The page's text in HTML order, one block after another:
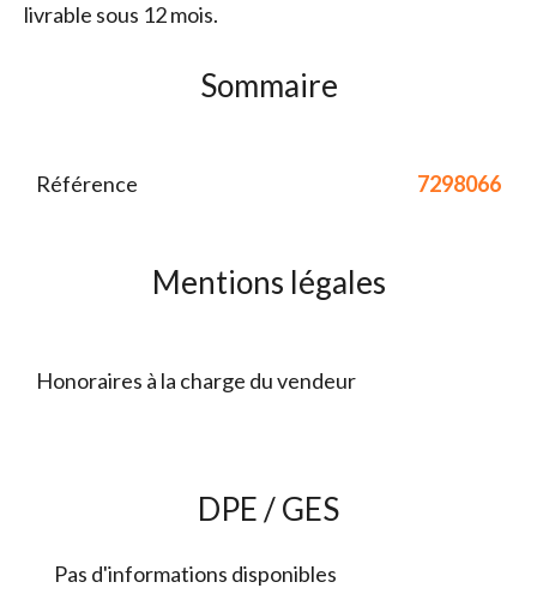
livrable sous 12 mois.
Sommaire
Référence 7298066
Mentions légales
Honoraires à la charge du vendeur
DPE / GES
Pas d'informations disponibles